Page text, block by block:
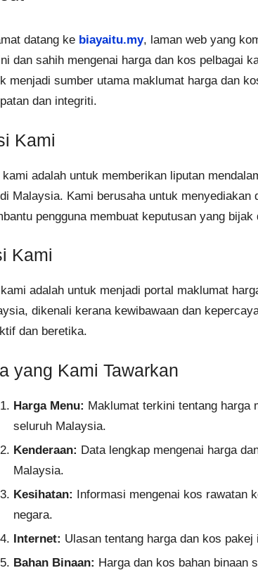
datang ke biayaitu.my, laman web yang
dan sahih mengenai harga dan kos pelbagai
menjadi sumber utama maklumat harga dan
dan integriti.
Kami
adalah untuk memberikan liputan
Malaysia. Kami berusaha untuk menyediakan
pengguna membuat keputusan yang
Kami
adalah untuk menjadi portal maklumat
dikenali kerana kewibawaan dan
dan beretika.
yang Kami Tawarkan
Harga Menu: Maklumat terkini tentang harga
seluruh Malaysia.
Kenderaan: Data lengkap mengenai harga
Malaysia.
Kesihatan: Informasi mengenai kos rawatan
negara.
Internet: Ulasan tentang harga dan kos
Bahan Binaan: Harga dan kos bahan binaan